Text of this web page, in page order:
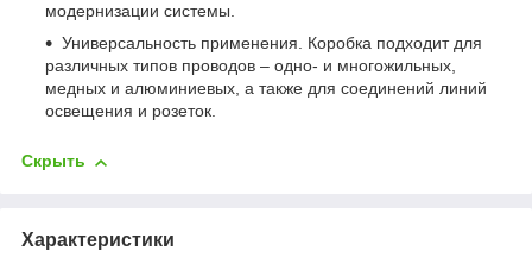
модернизации системы.
Универсальность применения. Коробка подходит для
различных типов проводов – одно- и многожильных,
медных и алюминиевых, а также для соединений линий
освещения и розеток.
Скрыть
Характеристики